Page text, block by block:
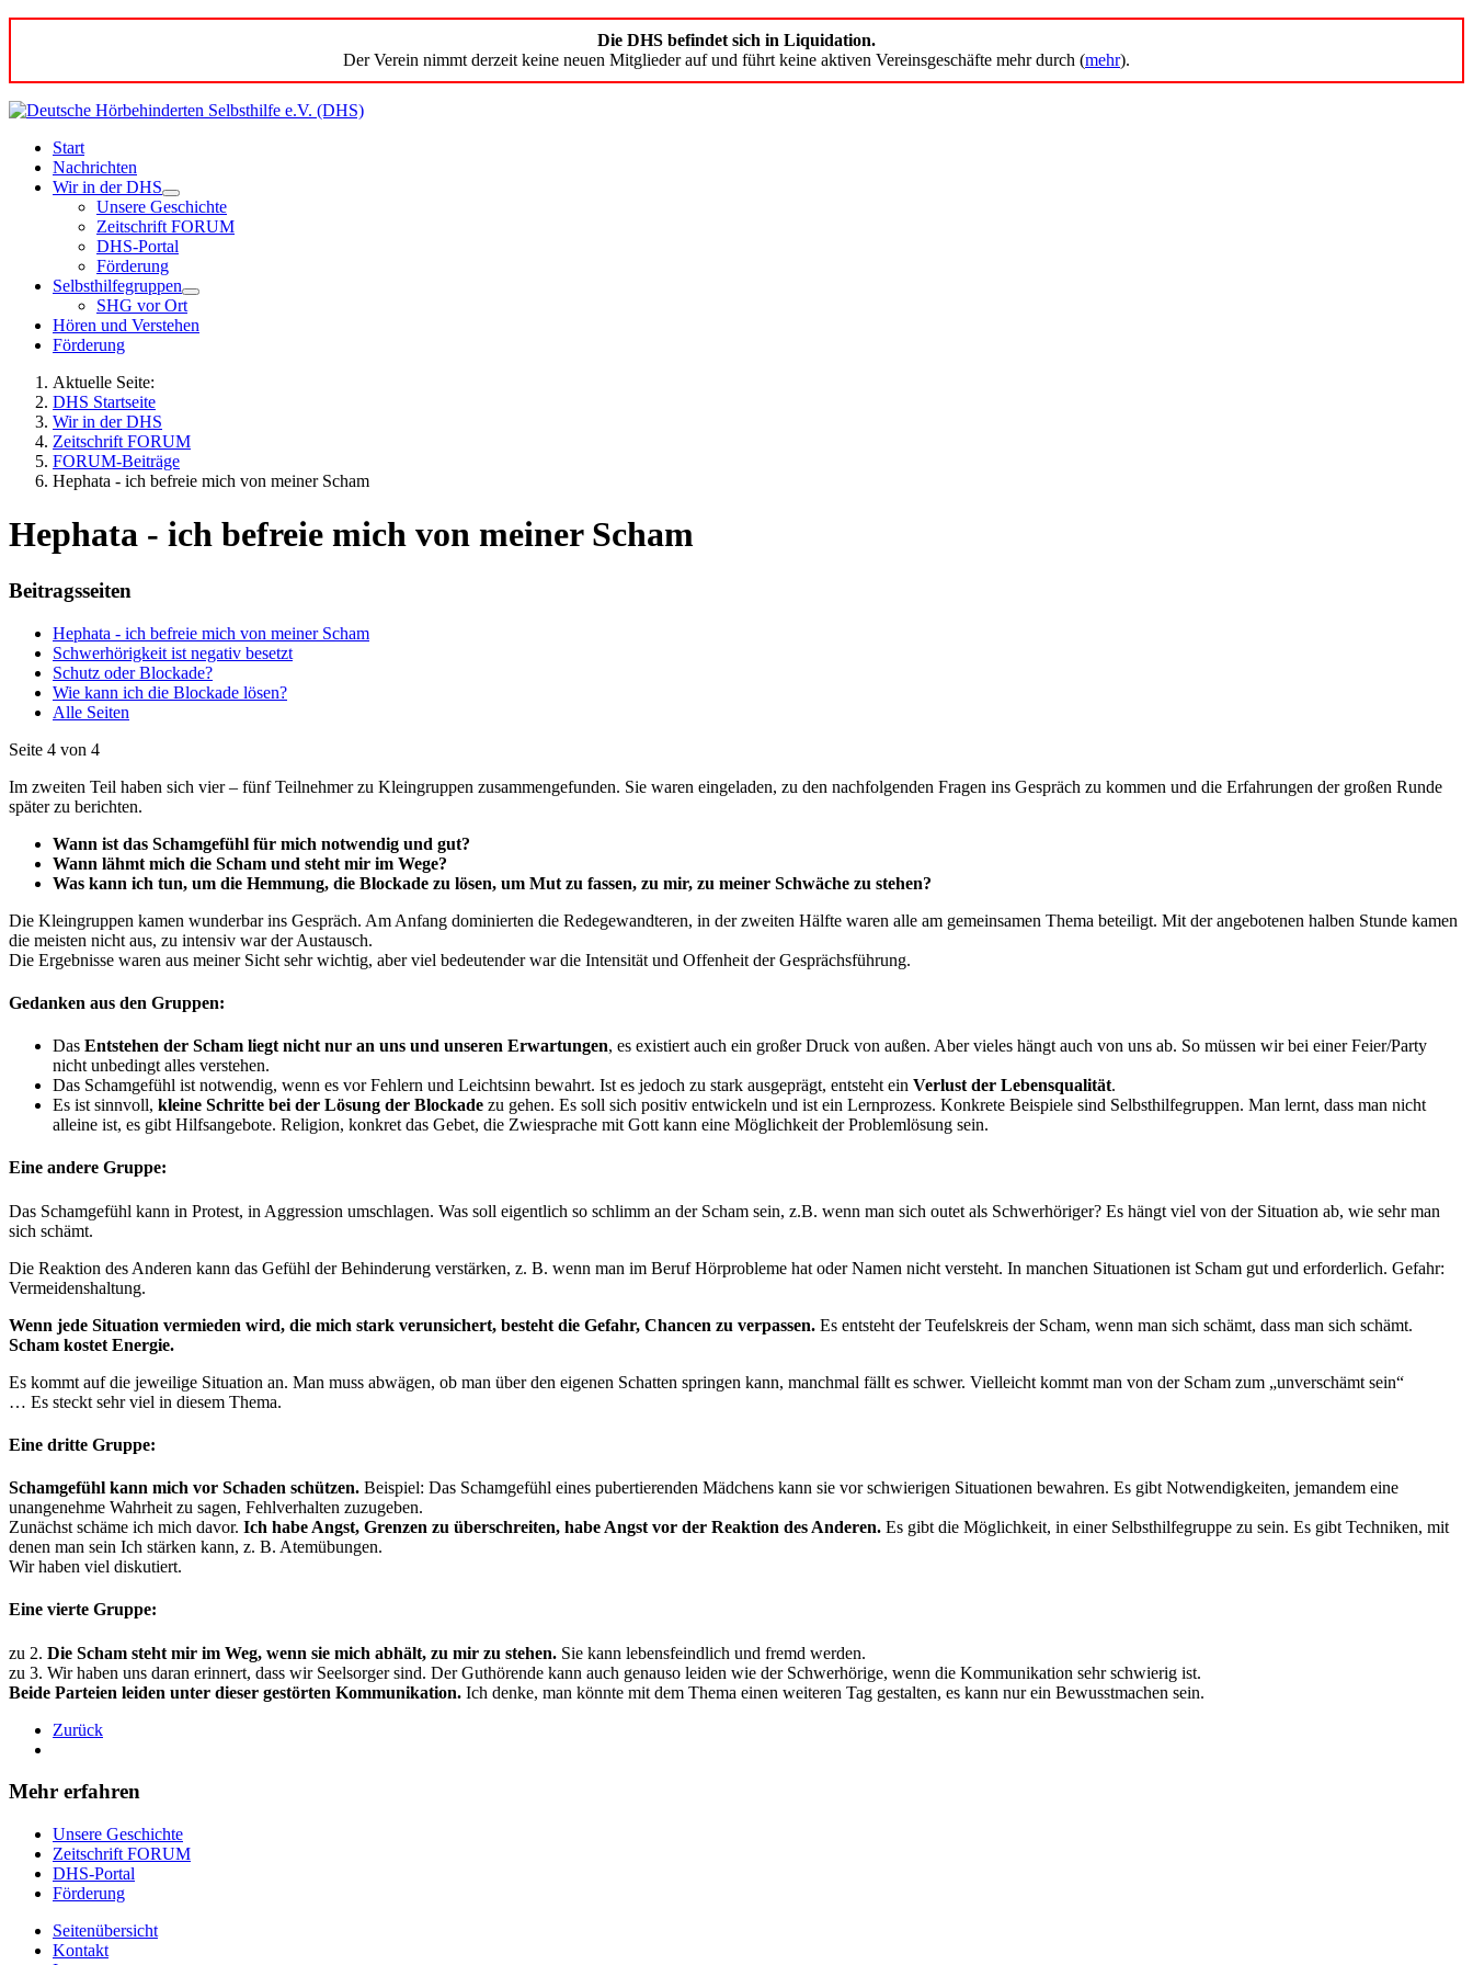
Die DHS befindet sich in Liquidation.
Der Verein nimmt derzeit keine neuen Mitglieder auf und führt keine aktiven Vereinsgeschäfte mehr durch (mehr).
Start
Nachrichten
Wir in der DHS
Unsere Geschichte
Zeitschrift FORUM
DHS-Portal
Förderung
Selbsthilfegruppen
SHG vor Ort
Hören und Verstehen
Förderung
Aktuelle Seite:
DHS Startseite
Wir in der DHS
Zeitschrift FORUM
FORUM-Beiträge
Hephata - ich befreie mich von meiner Scham
Hephata - ich befreie mich von meiner Scham
Beitragsseiten
Hephata - ich befreie mich von meiner Scham
Schwerhörigkeit ist negativ besetzt
Schutz oder Blockade?
Wie kann ich die Blockade lösen?
Alle Seiten
Seite 4 von 4
Im zweiten Teil haben sich vier – fünf Teilnehmer zu Kleingruppen zusammengefunden. Sie waren eingeladen, zu den nachfolgenden Fragen ins Gespräch zu kommen und die Erfahrungen der großen Runde
später zu berichten.
Wann ist das Schamgefühl für mich notwendig und gut?
Wann lähmt mich die Scham und steht mir im Wege?
Was kann ich tun, um die Hemmung, die Blockade zu lösen, um Mut zu fassen, zu mir, zu meiner Schwäche zu stehen?
Die Kleingruppen kamen wunderbar ins Gespräch. Am Anfang dominierten die Redegewandteren, in der zweiten Hälfte waren alle am gemeinsamen Thema beteiligt. Mit der angebotenen halben Stunde kamen
die meisten nicht aus, zu intensiv war der Austausch.
Die Ergebnisse waren aus meiner Sicht sehr wichtig, aber viel bedeutender war die Intensität und Offenheit der Gesprächsführung.
Gedanken aus den Gruppen:
Das Entstehen der Scham liegt nicht nur an uns und unseren Erwartungen, es existiert auch ein großer Druck von außen. Aber vieles hängt auch von uns ab. So müssen wir bei einer Feier/Party
nicht unbedingt alles verstehen.
Das Schamgefühl ist notwendig, wenn es vor Fehlern und Leichtsinn bewahrt. Ist es jedoch zu stark ausgeprägt, entsteht ein Verlust der Lebensqualität.
Es ist sinnvoll, kleine Schritte bei der Lösung der Blockade zu gehen. Es soll sich positiv entwickeln und ist ein Lernprozess. Konkrete Beispiele sind Selbsthilfegruppen. Man lernt, dass man nicht
alleine ist, es gibt Hilfsangebote. Religion, konkret das Gebet, die Zwiesprache mit Gott kann eine Möglichkeit der Problemlösung sein.
Eine andere Gruppe:
Das Schamgefühl kann in Protest, in Aggression umschlagen. Was soll eigentlich so schlimm an der Scham sein, z.B. wenn man sich outet als Schwerhöriger? Es hängt viel von der Situation ab, wie sehr man
sich schämt.
Die Reaktion des Anderen kann das Gefühl der Behinderung verstärken, z. B. wenn man im Beruf Hörprobleme hat oder Namen nicht versteht. In manchen Situationen ist Scham gut und erforderlich. Gefahr:
Vermeidenshaltung.
Wenn jede Situation vermieden wird, die mich stark verunsichert, besteht die Gefahr, Chancen zu verpassen. Es entsteht der Teufelskreis der Scham, wenn man sich schämt, dass man sich schämt.
Scham kostet Energie.
Es kommt auf die jeweilige Situation an. Man muss abwägen, ob man über den eigenen Schatten springen kann, manchmal fällt es schwer. Vielleicht kommt man von der Scham zum „unverschämt sein“
… Es steckt sehr viel in diesem Thema.
Eine dritte Gruppe:
Schamgefühl kann mich vor Schaden schützen. Beispiel: Das Schamgefühl eines pubertierenden Mädchens kann sie vor schwierigen Situationen bewahren. Es gibt Notwendigkeiten, jemandem eine
unangenehme Wahrheit zu sagen, Fehlverhalten zuzugeben.
Zunächst schäme ich mich davor. Ich habe Angst, Grenzen zu überschreiten, habe Angst vor der Reaktion des Anderen. Es gibt die Möglichkeit, in einer Selbsthilfegruppe zu sein. Es gibt Techniken, mit
denen man sein Ich stärken kann, z. B. Atemübungen.
Wir haben viel diskutiert.
Eine vierte Gruppe:
zu 2. Die Scham steht mir im Weg, wenn sie mich abhält, zu mir zu stehen. Sie kann lebensfeindlich und fremd werden.
zu 3. Wir haben uns daran erinnert, dass wir Seelsorger sind. Der Guthörende kann auch genauso leiden wie der Schwerhörige, wenn die Kommunikation sehr schwierig ist.
Beide Parteien leiden unter dieser gestörten Kommunikation. Ich denke, man könnte mit dem Thema einen weiteren Tag gestalten, es kann nur ein Bewusstmachen sein.
Zurück
Mehr erfahren
Unsere Geschichte
Zeitschrift FORUM
DHS-Portal
Förderung
Seitenübersicht
Kontakt